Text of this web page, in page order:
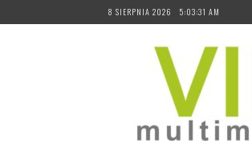
to
8 SIERPNIA 2026 5:03:32 AM